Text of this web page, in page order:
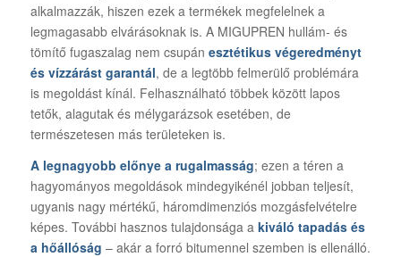
alkalmazzák, hiszen ezek a termékek megfelelnek a
legmagasabb elvárásoknak is. A MIGUPREN hullám- és
tömítő fugaszalag nem csupán esztétikus végeredményt
és vízzárást garantál, de a legtöbb felmerülő problémára
is megoldást kínál. Felhasználható többek között lapos
tetők, alagutak és mélygarázsok esetében, de
természetesen más területeken is.
A legnagyobb előnye a rugalmasság; ezen a téren a
hagyományos megoldások mindegyikénél jobban teljesít,
ugyanis nagy mértékű, háromdimenziós mozgásfelvételre
képes. További hasznos tulajdonsága a kiváló tapadás és
a hőállóság – akár a forró bitumennel szemben is ellenálló.